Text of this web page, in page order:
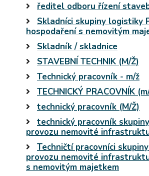
ředitel odboru řízení
Skladníci skupiny logistiky
hospodaření s nemovitým
Skladník / skladnice
STAVEBNÍ TECHNIK (M/Ž)
Technický pracovník - m/ž
TECHNICKÝ PRACOVNÍK
technický pracovník (M/Ž)
technický pracovník
provozu nemovité
Techničtí pracovníci
provozu nemovité
s nemovitým majetkem